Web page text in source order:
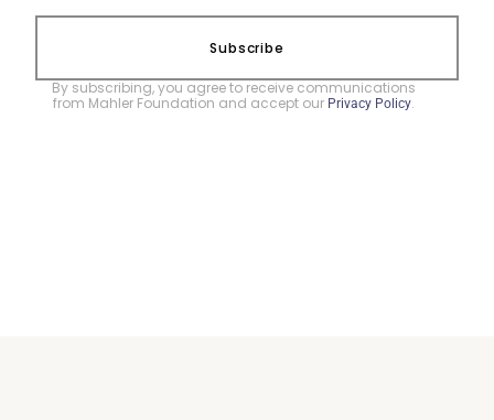
Subscribe
By subscribing, you agree to receive communications
from Mahler Foundation and accept our Privacy Policy.